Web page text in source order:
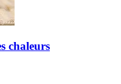
chaleurs